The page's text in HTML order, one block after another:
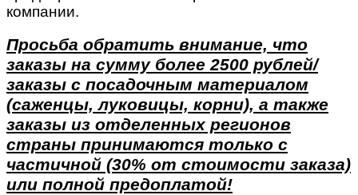
компании.
Просьба обратить внимание, что
заказы на сумму более 2500 рублей/
заказы с посадочным материалом
(саженцы, луковицы, корни), а также
заказы из отделенных регионов
страны принимаются только с
частичной (30% от стоимости заказа)
или полной предоплатой!